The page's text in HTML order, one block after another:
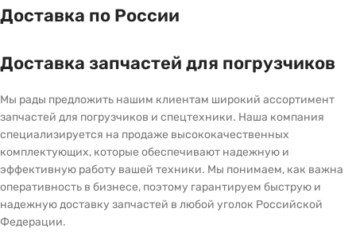
Доставка по России
Доставка запчастей для погрузчиков
Мы рады предложить нашим клиентам широкий ассортимент
запчастей для погрузчиков и спецтехники. Наша компания
специализируется на продаже высококачественных
комплектующих, которые обеспечивают надежную и
эффективную работу вашей техники. Мы понимаем, как важна
оперативность в бизнесе, поэтому гарантируем быструю и
надежную доставку запчастей в любой уголок Российской
Федерации.